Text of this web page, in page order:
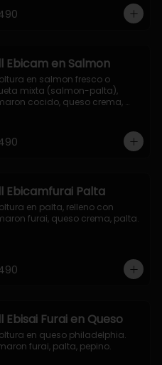
Ebicam en Salmon
en salmon fresco o
mixta (salmon-palta),
cocido, queso crema,
Ebicamfurai Palta
en palta, relleno con
furai, queso crema, palta.
Ebisai Furai en Queso
en queso philadelphia.
furai, palta, pepino.